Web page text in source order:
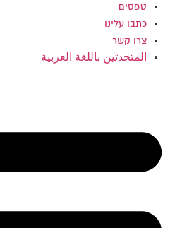
טפסים
כתבו עלינו
צרו קשר
المتحدثين باللغة العربية